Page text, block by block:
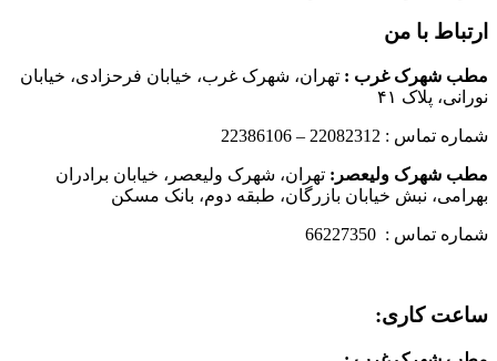
ارتباط با من
مطب شهرک غرب : تهران، شهرک غرب، خیابان فرحزادی، خیابان
نورانی، پلاک ۴۱
شماره تماس : 22082312 – 22386106
مطب شهرک ولیعصر: تهران، شهرک ولیعصر، خیابان برادران
بهرامی، نبش خیابان بازرگان، طبقه دوم، بانک مسکن
شماره تماس : 66227350
ساعت کاری: